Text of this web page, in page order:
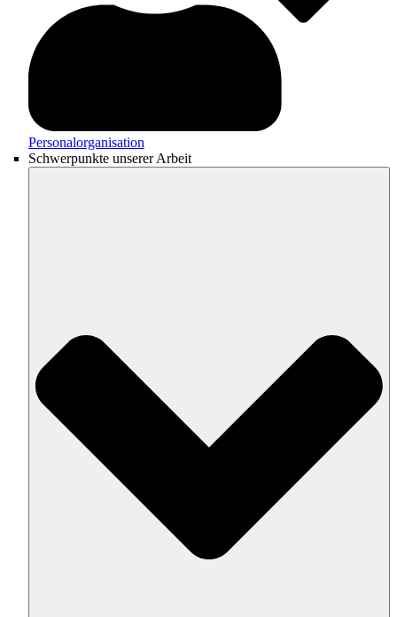
Personalorganisation
Schwerpunkte unserer Arbeit